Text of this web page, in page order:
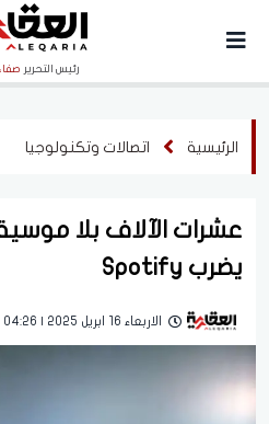
رئيس التحرير
الرئيسية اتصالات وتكنولوجيا
عشرات الآلاف بلا
يضرب Spotify
الاربعاء 16 ابريل 2025 | 04:26 مساءً